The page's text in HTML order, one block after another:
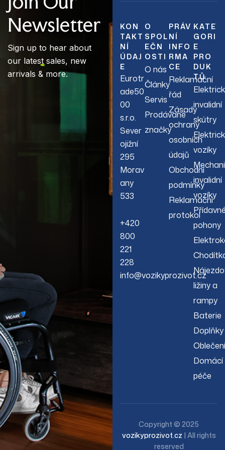
KON
TAKT
NÍ
ÚDAJ
E
Eurotr
ade50
00
s.r.o.
Sever
ojižní
295
Morav
any
533
+420
800
221
228
info@vozikyprozivot.cz
O
SPOL
EČN
OSTI
O nás
Články
Servis
Prodávané
značky
PRÁV
NÍ
INFO
RMA
CE
Reklamační
řád
Zásady
ochrany
osobních
údajů
Obchodní
podmínky
Reklamační
protokol
KATE
GORI
E
PRO
DUK
TŮ
invalidní
skútry
vozíky
invalidní
vozíky
pohony
ližiny a
rampy
Baterie
Doplňky
Oblečení
Domácí
péče
Copyright © 2025
vozikyprozivot.cz | All rights
reserved
Newsletter
Sign up to hear about
our latest sales, new
arrivals & more.